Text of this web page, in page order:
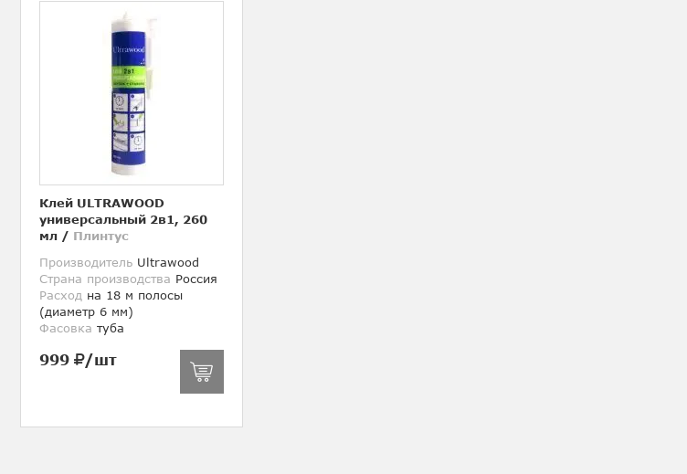
Клей ULTRAWOOD
универсальный 2в1, 260
мл / Плинтус
Производитель Ultrawood
Страна производства Россия
Расход на 18 м полосы
(диаметр 6 мм)
Фасовка туба
999 /шт